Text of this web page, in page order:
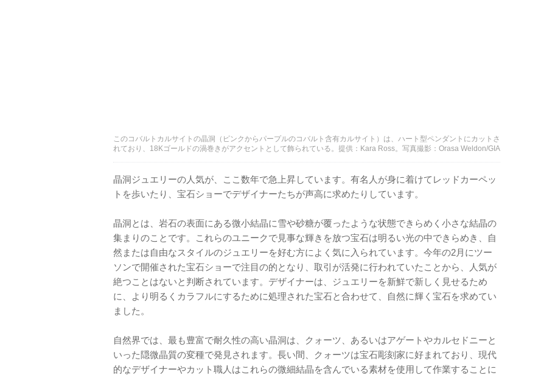
このコバルトカルサイトの晶洞（ピンクからパープルのコバルト含有カルサイト）は、ハート型ペンダントにカットさ
れており、18Kゴールドの渦巻きがアクセントとして飾られている。提供：Kara Ross。写真撮影：Orasa Weldon/GIA
晶洞ジュエリーの人気が、ここ数年で急上昇しています。有名人が身に着けてレッドカーペッ
トを歩いたり、宝石ショーでデザイナーたちが声高に求めたりしています。
晶洞とは、岩石の表面にある微小結晶に雪や砂糖が覆ったような状態できらめく小さな結晶の
集まりのことです。これらのユニークで見事な輝きを放つ宝石は明るい光の中できらめき、自
然または自由なスタイルのジュエリーを好む方によく気に入られています。今年の2月にツー
ソンで開催された宝石ショーで注目の的となり、取引が活発に行われていたことから、人気が
絶つことはないと判断されています。デザイナーは、ジュエリーを新鮮で新しく見せるため
に、より明るくカラフルにするために処理された宝石と合わせて、自然に輝く宝石を求めてい
ました。
自然界では、最も豊富で耐久性の高い晶洞は、クォーツ、あるいはアゲートやカルセドニーと
いった隠微晶質の変種で発見されます。長い間、クォーツは宝石彫刻家に好まれており、現代
的なデザイナーやカット職人はこれらの微細結晶を含んでいる素材を使用して作業することに